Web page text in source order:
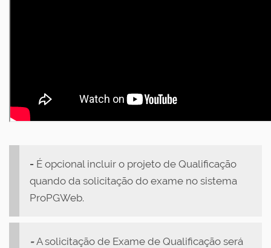
- É opcional incluir o projeto de Qualificação
quando da solicitação do exame no sistema
ProPGWeb.
-A solicitação de Exame de Qualificação será